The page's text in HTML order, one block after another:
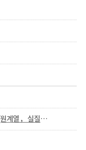
경제활동별 GDP 및 GNI(원계열， 실질， 분기 및 연간)